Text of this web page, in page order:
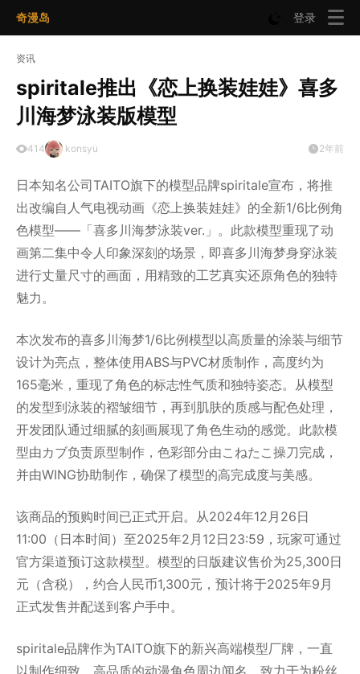
奇漫岛 登录
资讯
spiritale推出《恋上换装娃娃》喜多
川海梦泳装版模型
414 konsyu 2年前
日本知名公司TAITO旗下的模型品牌spiritale宣布，将推
出改编自人气电视动画《恋上换装娃娃》的全新1/6比例角
色模型——「喜多川海梦泳装ver.」。此款模型重现了动
画第二集中令人印象深刻的场景，即喜多川海梦身穿泳装
进行丈量尺寸的画面，用精致的工艺真实还原角色的独特
魅力。
本次发布的喜多川海梦1/6比例模型以高质量的涂装与细节
设计为亮点，整体使用ABS与PVC材质制作，高度约为
165毫米，重现了角色的标志性气质和独特姿态。从模型
的发型到泳装的褶皱细节，再到肌肤的质感与配色处理，
开发团队通过细腻的刻画展现了角色生动的感觉。此款模
型由カブ负责原型制作，色彩部分由こねたこ操刀完成，
并由WING协助制作，确保了模型的高完成度与美感。
该商品的预购时间已正式开启。从2024年12月26日
11:00（日本时间）至2025年2月12日23:59，玩家可通过
官方渠道预订这款模型。模型的日版建议售价为25,300日
元（含税），约合人民币1,300元，预计将于2025年9月
正式发售并配送到客户手中。
spiritale品牌作为TAITO旗下的新兴高端模型厂牌，一直
以制作细致、高品质的动漫角色周边闻名，致力于为粉丝